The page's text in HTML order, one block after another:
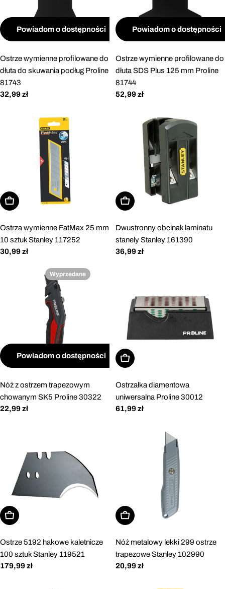
Powiadom o dostępności
Ostrze wymienne profilowane do
dłuta do skuwania podług Proline
81743
Cena
32,99 zł
Powiadom o dostępności
Ostrze wymienne profilowane do
dłuta SDS Plus 125 mm Proline
81744
Cena
52,99 zł
Dodaj do koszyka
Ostrza wymienne FatMax 25 mm
10 sztuk Stanley 117252
Cena
30,99 zł
Dodaj do koszyka
Dwustronny obcinak laminatu
stanely Stanley 161390
Cena
36,99 zł
Wyprzedane
Powiadom o dostępności
Nóż z ostrzem trapezowym
chowanym SK5 Proline 30322
Cena
22,99 zł
Dodaj do koszyka
Ostrzałka diamentowa
uniwersalna Proline 30012
Cena
61,99 zł
Dodaj do koszyka
Ostrze 5192 hakowe kaletnicze
100 sztuk Stanley 119521
Cena
179,99 zł
Dodaj do koszyka
Nóż metalowy lekki 299 ostrze
trapezowe Stanley 102990
Cena
20,99 zł